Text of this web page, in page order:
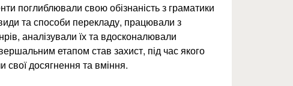
поглиблювали свою обізнаність з граматики
та способи перекладу, працювали з
аналізували їх та вдосконалювали
етапом став захист, під час якого
свої досягнення та вміння.